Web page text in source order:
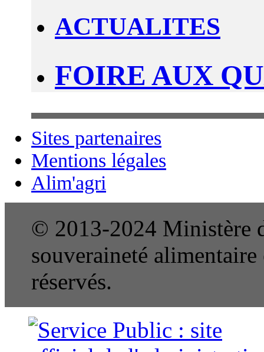
ACTUALITES
FOIRE AUX
Sites partenaires
Mentions légales
Alim'agri
© 2013-2024 Ministère
souveraineté
réservés.